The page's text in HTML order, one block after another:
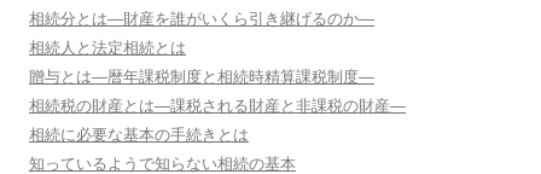
相続分とは―財産を誰がいくら引き継げるのか―
相続人と法定相続とは
贈与とは―暦年課税制度と相続時精算課税制度―
相続税の財産とは―課税される財産と非課税の財産―
相続に必要な基本の手続きとは
知っているようで知らない相続の基本